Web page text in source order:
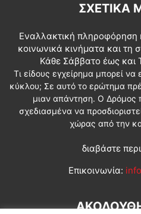
ΣΧΕΤΙΚΆ
Εναλλακτική πληροφόρηση
κοινωνικά κινήματα και τη
Κάθε Σάββατο έως και
Τι είδους εγχείρημα μπορεί να
κύκλου; Σε αυτό το ερώτημα
μιαν απάντηση. Ο Δρόμος
σχεδιασμένα να
χώρας από την
διαβάστε
Επικοινωνία: